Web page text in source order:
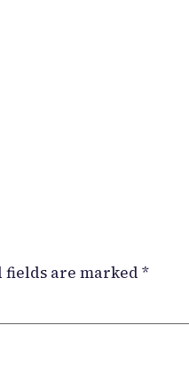
fields are marked *